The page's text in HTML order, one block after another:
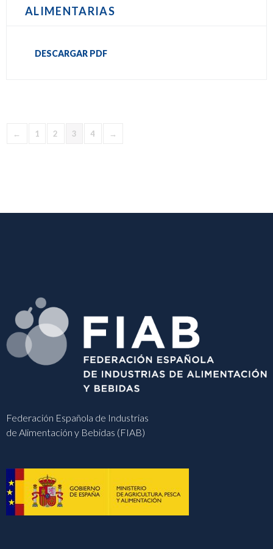
ALIMENTARIAS
DESCARGAR PDF
← 1 2 3 4 →
Federación Española de Industrias
de Alimentación y Bebidas (FIAB)